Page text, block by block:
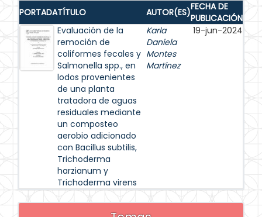
PORTADATÍTULO AUTOR(ES)FECHA DE
PUBLICACIÓN
Evaluación de la
remoción de
coliformes fecales y
Salmonella spp., en
lodos provenientes
de una planta
tratadora de aguas
residuales mediante
un composteo
aerobio adicionado
con Bacillus subtilis,
Trichoderma
harzianum y
Trichoderma virens
Karla
Daniela
Montes
Martínez
19-jun-2024